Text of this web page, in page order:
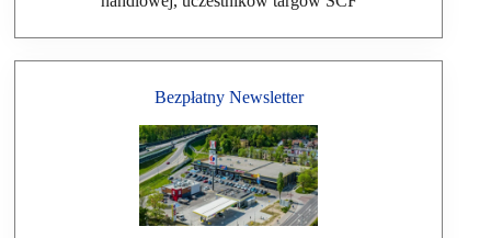
Bezpłatny Newsletter